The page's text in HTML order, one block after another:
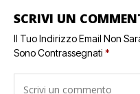
SCRIVI UN
Il Tuo Indirizzo Email Non
Sono Contrassegnati *